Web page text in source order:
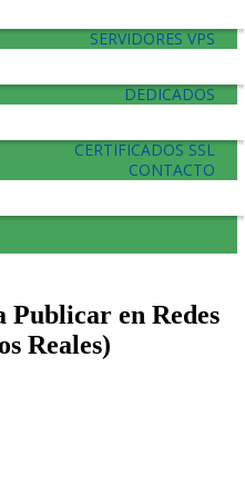
SERVIDORES VPS
DEDICADOS
CERTIFICADOS SSL
CONTACTO
en Redes
Reales)